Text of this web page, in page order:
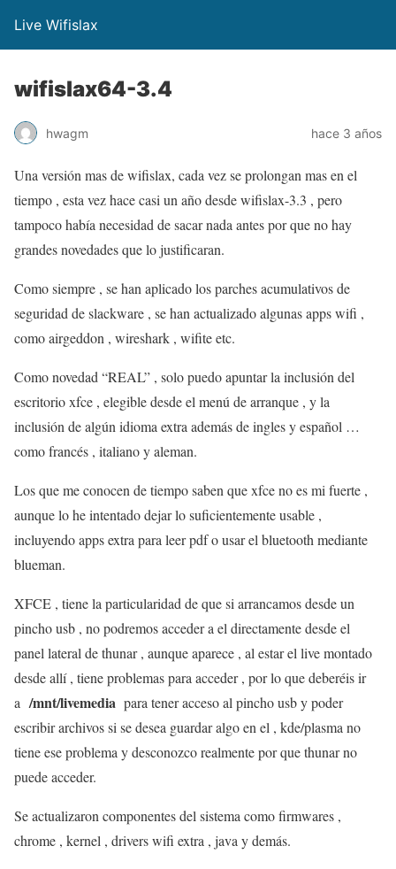
Live Wifislax
wifislax64-3.4
hwagm hace 3 años
Una versión mas de wifislax, cada vez se prolongan mas en el
tiempo , esta vez hace casi un año desde wifislax-3.3 , pero
tampoco había necesidad de sacar nada antes por que no hay
grandes novedades que lo justificaran.
Como siempre , se han aplicado los parches acumulativos de
seguridad de slackware , se han actualizado algunas apps wifi ,
como airgeddon , wireshark , wifite etc.
Como novedad “REAL” , solo puedo apuntar la inclusión del
escritorio xfce , elegible desde el menú de arranque , y la
inclusión de algún idioma extra además de ingles y español …
como francés , italiano y aleman.
Los que me conocen de tiempo saben que xfce no es mi fuerte ,
aunque lo he intentado dejar lo suficientemente usable ,
incluyendo apps extra para leer pdf o usar el bluetooth mediante
blueman.
XFCE , tiene la particularidad de que si arrancamos desde un
pincho usb , no podremos acceder a el directamente desde el
panel lateral de thunar , aunque aparece , al estar el live montado
desde allí , tiene problemas para acceder , por lo que deberéis ir
a /mnt/livemedia para tener acceso al pincho usb y poder
escribir archivos si se desea guardar algo en el , kde/plasma no
tiene ese problema y desconozco realmente por que thunar no
puede acceder.
Se actualizaron componentes del sistema como firmwares ,
chrome , kernel , drivers wifi extra , java y demás.